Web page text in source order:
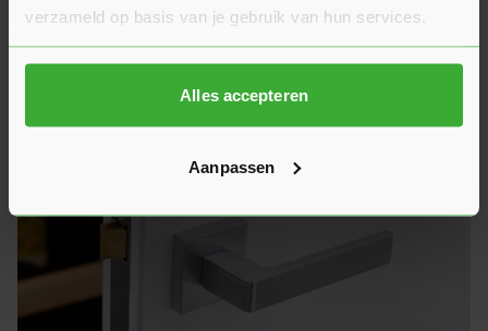
verzameld op basis van je gebruik van hun services.
Alles accepteren
Aanpassen